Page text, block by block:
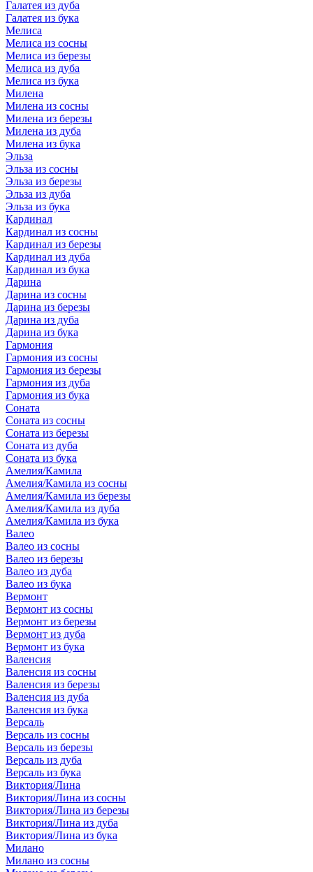
Галатея из дуба
Галатея из бука
Мелиса
Мелиса из сосны
Мелиса из березы
Мелиса из дуба
Мелиса из бука
Милена
Милена из сосны
Милена из березы
Милена из дуба
Милена из бука
Эльза
Эльза из сосны
Эльза из березы
Эльза из дуба
Эльза из бука
Кардинал
Кардинал из сосны
Кардинал из березы
Кардинал из дуба
Кардинал из бука
Дарина
Дарина из сосны
Дарина из березы
Дарина из дуба
Дарина из бука
Гармония
Гармония из сосны
Гармония из березы
Гармония из дуба
Гармония из бука
Соната
Соната из сосны
Соната из березы
Соната из дуба
Соната из бука
Амелия/Камила
Амелия/Камила из сосны
Амелия/Камила из березы
Амелия/Камила из дуба
Амелия/Камила из бука
Валео
Валео из сосны
Валео из березы
Валео из дуба
Валео из бука
Вермонт
Вермонт из сосны
Вермонт из березы
Вермонт из дуба
Вермонт из бука
Валенсия
Валенсия из сосны
Валенсия из березы
Валенсия из дуба
Валенсия из бука
Версаль
Версаль из сосны
Версаль из березы
Версаль из дуба
Версаль из бука
Виктория/Лина
Виктория/Лина из сосны
Виктория/Лина из березы
Виктория/Лина из дуба
Виктория/Лина из бука
Милано
Милано из сосны